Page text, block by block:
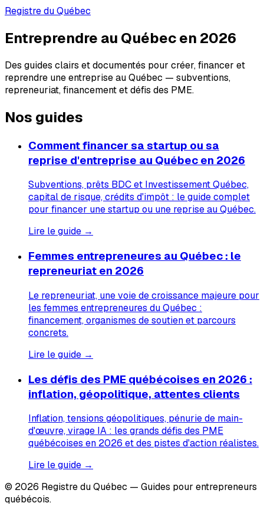
Registre du Québec
Entreprendre au Québec en 2026
Des guides clairs et documentés pour créer, financer et
reprendre une entreprise au Québec — subventions,
repreneuriat, financement et défis des PME.
Nos guides
Comment financer sa startup ou sa
reprise d'entreprise au Québec en 2026
Subventions, prêts BDC et Investissement Québec,
capital de risque, crédits d'impôt : le guide complet
pour financer une startup ou une reprise au Québec.
Lire le guide →
Femmes entrepreneures au Québec : le
repreneuriat en 2026
Le repreneuriat, une voie de croissance majeure pour
les femmes entrepreneures du Québec :
financement, organismes de soutien et parcours
concrets.
Lire le guide →
Les défis des PME québécoises en 2026 :
inflation, géopolitique, attentes clients
Inflation, tensions géopolitiques, pénurie de main-
d'œuvre, virage IA : les grands défis des PME
québécoises en 2026 et des pistes d'action réalistes.
Lire le guide →
© 2026 Registre du Québec — Guides pour entrepreneurs
québécois.